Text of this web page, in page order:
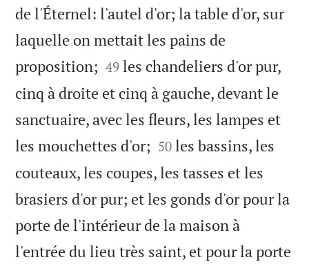
de l'Éternel: l'autel d'or; la table d'or, sur
laquelle on mettait les pains de
proposition; 

49 les chandeliers d'or pur,
cinq à droite et cinq à gauche, devant le
sanctuaire, avec les fleurs, les lampes et
les mouchettes d'or; 

50 les bassins, les
couteaux, les coupes, les tasses et les
brasiers d'or pur; et les gonds d'or pour la
porte de l'intérieur de la maison à
l'entrée du lieu très saint, et pour la porte